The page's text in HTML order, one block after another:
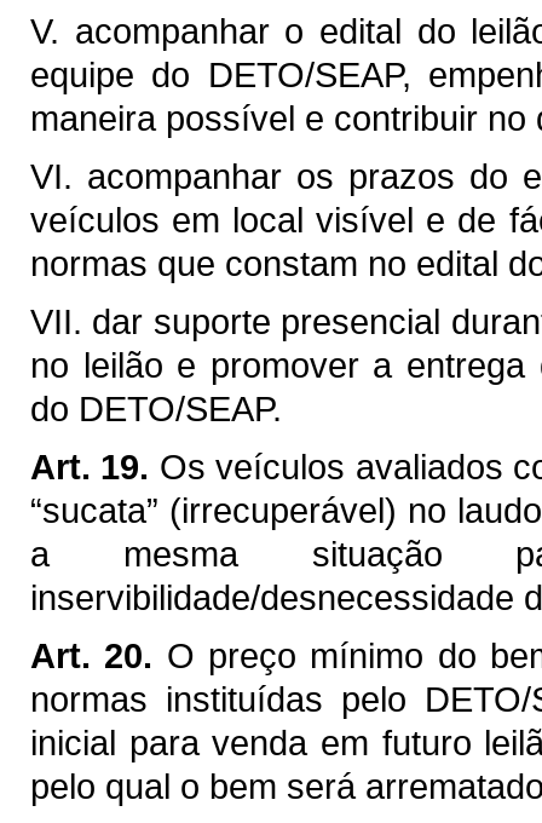
V. acompanhar o edital do
equipe do DETO/SEAP,
maneira possível e contribuir no
VI. acompanhar os prazos do
veículos em local visível e de
normas que constam no edital
VII. dar suporte presencial
no leilão e promover a
do DETO/SEAP.
Art. 19. Os veículos avaliados
“sucata” (irrecuperável) no
a mesma situação
inservibilidade/desnecessidade
Art. 20. O preço mínimo do
normas instituídas pelo
inicial para venda em futuro
pelo qual o bem será